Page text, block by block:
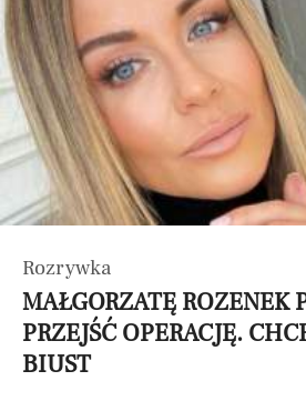
Rozrywka
MAŁGORZATĘ ROZENEK
PRZEJŚĆ OPERACJĘ.
BIUST